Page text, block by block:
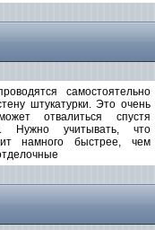
самостоятельно
штукатурки. Это очень
отвалиться спустя
Нужно учитывать, что
намного быстрее, чем